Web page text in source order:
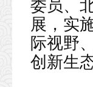
委员、
展，实
际视野
创新生态